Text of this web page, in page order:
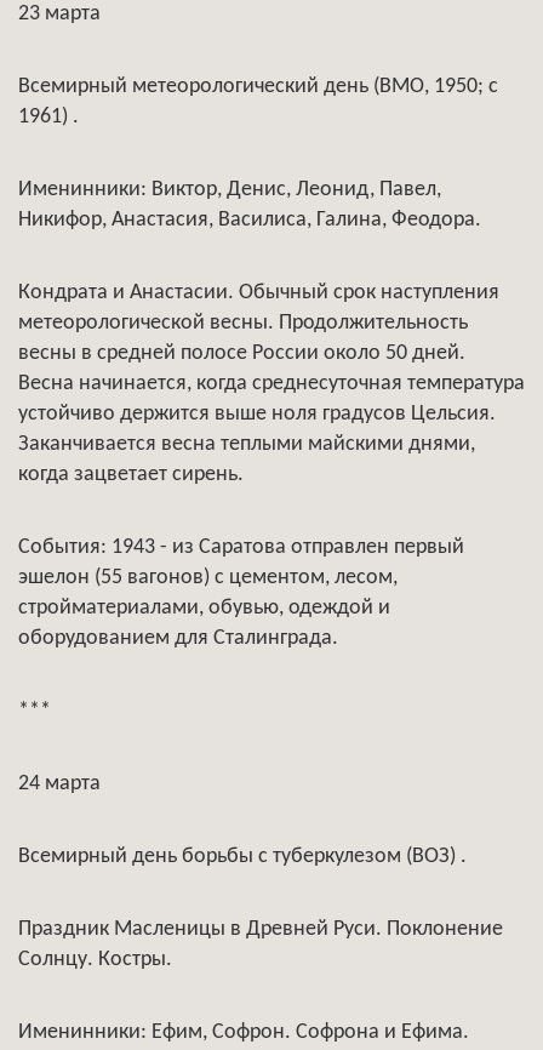
23 марта
Всемирный метеорологический день (ВМО, 1950; с
1961) .
Именинники: Виктор, Денис, Леонид, Павел,
Никифор, Анастасия, Василиса, Галина, Феодора.
Кондрата и Анастасии. Обычный срок наступления
метеорологической весны. Продолжительность
весны в средней полосе России около 50 дней.
Весна начинается, когда среднесуточная температура
устойчиво держится выше ноля градусов Цельсия.
Заканчивается весна теплыми майскими днями,
когда зацветает сирень.
События: 1943 - из Саратова отправлен первый
эшелон (55 вагонов) с цементом, лесом,
стройматериалами, обувью, одеждой и
оборудованием для Сталинграда.
***
24 марта
Всемирный день борьбы с туберкулезом (ВОЗ) .
Праздник Масленицы в Древней Руси. Поклонение
Солнцу. Костры.
Именинники: Ефим, Софрон. Софрона и Ефима.